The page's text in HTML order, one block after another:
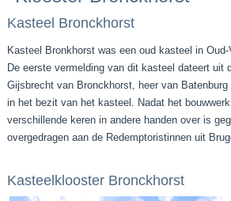
Kasteel Bronckhorst
Kasteel Bronkhorst was een oud kasteel in
De eerste vermelding van dit kasteel dateert uit
Gijsbrecht van Bronckhorst, heer van
in het bezit van het kasteel. Nadat het
verschillende keren in andere handen over is
overgedragen aan de Redemptoristinnen uit
Kasteelklooster Bronckhorst